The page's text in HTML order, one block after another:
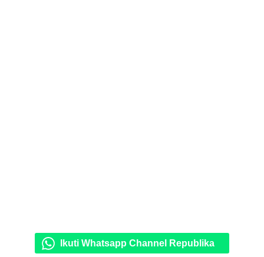
Ikuti Whatsapp Channel Republika